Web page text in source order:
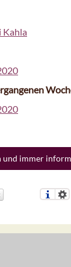
Kahla
immer